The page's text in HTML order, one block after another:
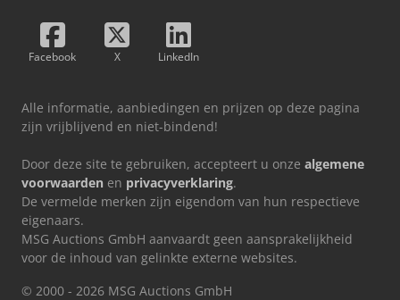
Facebook X LinkedIn
Alle informatie, aanbiedingen en prijzen op deze pagina
zijn vrijblijvend en niet-bindend!
Door deze site te gebruiken, accepteert u onze algemene
voorwaarden en privacyverklaring.
De vermelde merken zijn eigendom van hun respectieve
eigenaars.
MSG Auctions GmbH aanvaardt geen aansprakelijkheid
voor de inhoud van gelinkte externe websites.
© 2000 - 2026 MSG Auctions GmbH